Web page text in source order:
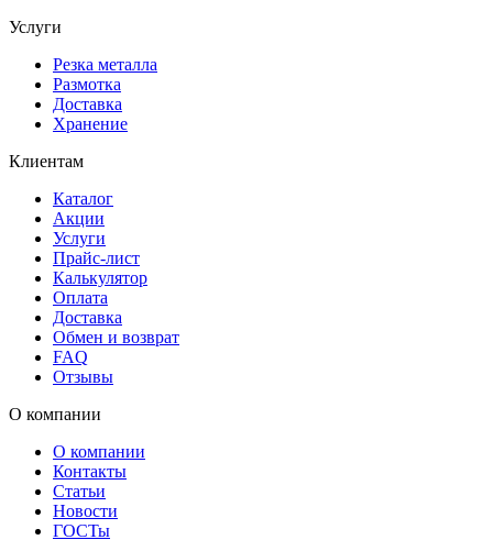
Услуги
Резка металла
Размотка
Доставка
Хранение
Клиентам
Каталог
Акции
Услуги
Прайс-лист
Калькулятор
Оплата
Доставка
Обмен и возврат
FAQ
Отзывы
О компании
О компании
Контакты
Статьи
Новости
ГОСТы